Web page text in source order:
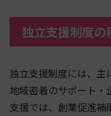
独立支援制度
独立支援制度には、主
地域密着のサポート・
支援では、創業促進